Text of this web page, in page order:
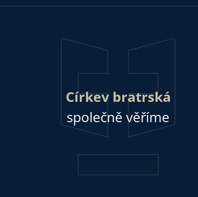
Církev bratrská
společně věříme